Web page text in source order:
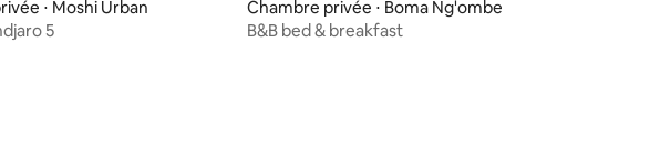
⋅ Moshi Urban
5
Chambre privée ⋅ Boma Ng'ombe
B&B bed & breakfast